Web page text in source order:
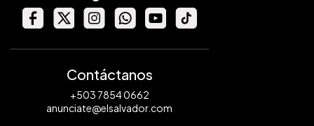
Contáctanos
+503 7854 0662
anunciate@elsalvador.com